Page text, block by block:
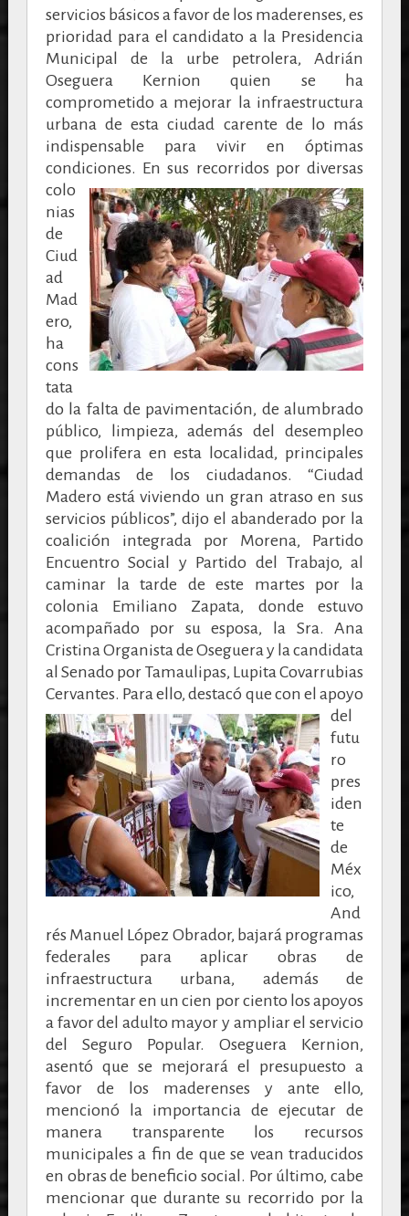
servicios básicos a favor de los maderenses, es
prioridad para el candidato a la Presidencia
Municipal de la urbe petrolera, Adrián
Oseguera Kernion quien se ha
comprometido a mejorar la infraestructura
urbana de esta ciudad carente de lo más
indispensable para vivir en óptimas
condiciones. En sus recorridos por diversas
colo
nias
de
Ciud
ad
Mad
ero,
ha
cons
tata
do la falta de pavimentación, de alumbrado
público, limpieza, además del desempleo
que prolifera en esta localidad, principales
demandas de los ciudadanos. “Ciudad
Madero está viviendo un gran atraso en sus
servicios públicos”, dijo el abanderado por la
coalición integrada por Morena, Partido
Encuentro Social y Partido del Trabajo, al
caminar la tarde de este martes por la
colonia Emiliano Zapata, donde estuvo
acompañado por su esposa, la Sra. Ana
Cristina Organista de Oseguera y la candidata
al Senado por Tamaulipas, Lupita Covarrubias
Cervantes. Para ello, destacó que con el apoyo
del
futu
ro
pres
iden
te
de
Méx
ico,
And
rés Manuel López Obrador, bajará programas
federales para aplicar obras de
infraestructura urbana, además de
incrementar en un cien por ciento los apoyos
a favor del adulto mayor y ampliar el servicio
del Seguro Popular. Oseguera Kernion,
asentó que se mejorará el presupuesto a
favor de los maderenses y ante ello,
mencionó la importancia de ejecutar de
manera transparente los recursos
municipales a fin de que se vean traducidos
en obras de beneficio social. Por último, cabe
mencionar que durante su recorrido por la